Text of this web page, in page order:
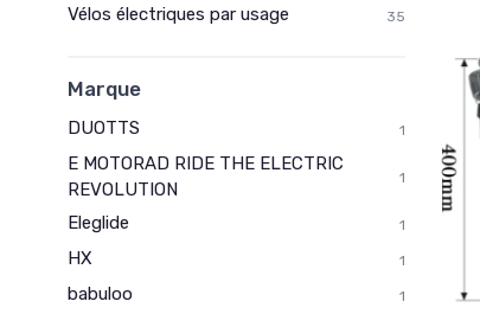
Vélos électriques par usage 35
Marque
DUOTTS 1
E MOTORAD RIDE THE ELECTRIC
REVOLUTION
1
Eleglide 1
HX 1
babuloo 1